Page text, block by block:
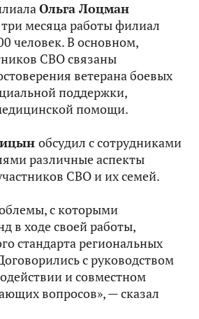
Ольга Лоцман
месяца работы филиал
человек. В основном,
СВО связаны
ветерана боевых
поддержки,
помощи.
обсудил с сотрудниками
различные аспекты
СВО и их семей.
с которыми
в ходе своей работы,
стандарта региональных
с руководством
и совместном
вопросов», — сказал